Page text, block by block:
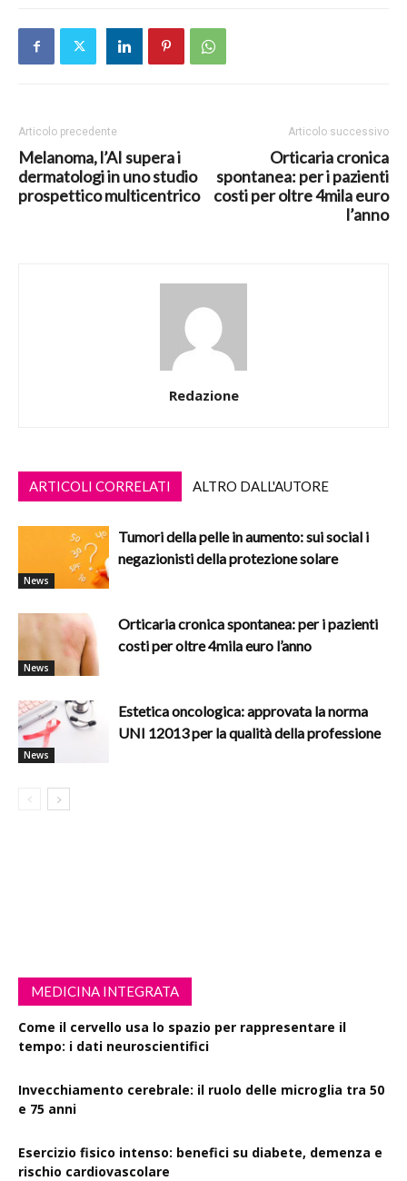
Articolo precedente
Melanoma, l’AI supera i
dermatologi in uno studio
prospettico multicentrico
Articolo successivo
Orticaria cronica
spontanea: per i pazienti
costi per oltre 4mila euro
l’anno
Redazione
ARTICOLI CORRELATI ALTRO DALL'AUTORE
News
Tumori della pelle in aumento: sui social i
negazionisti della protezione solare
News
Orticaria cronica spontanea: per i pazienti
costi per oltre 4mila euro l’anno
News
Estetica oncologica: approvata la norma
UNI 12013 per la qualità della professione
MEDICINA INTEGRATA
Come il cervello usa lo spazio per rappresentare il
tempo: i dati neuroscientifici
Invecchiamento cerebrale: il ruolo delle microglia tra 50
e 75 anni
Esercizio fisico intenso: benefici su diabete, demenza e
rischio cardiovascolare